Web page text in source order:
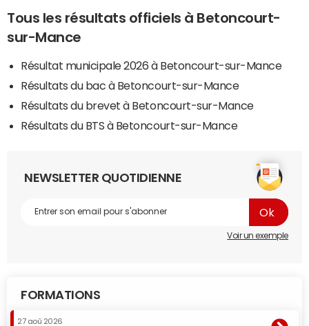
Tous les résultats officiels à Betoncourt-
sur-Mance
Résultat municipale 2026 à Betoncourt-sur-Mance
Résultats du bac à Betoncourt-sur-Mance
Résultats du brevet à Betoncourt-sur-Mance
Résultats du BTS à Betoncourt-sur-Mance
NEWSLETTER QUOTIDIENNE
Voir un exemple
FORMATIONS
27 aoû 2026